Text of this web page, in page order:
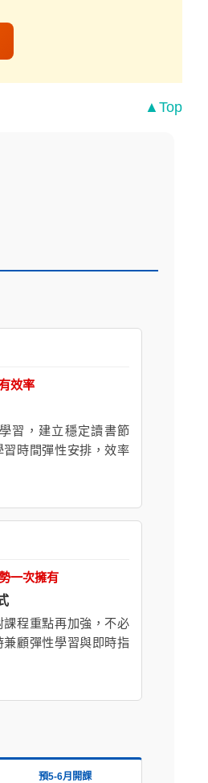
▲Top
效率
習，建立穩定讀書節
時間彈性安排，效率
一次擁有
程重點再加強，不必
顧彈性學習與即時指
預5-6月開課